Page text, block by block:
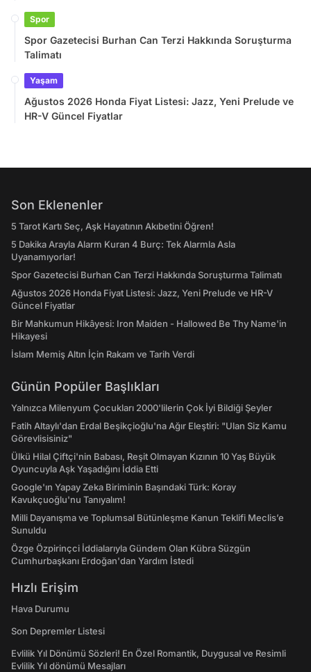
Spor
Spor Gazetecisi Burhan Can Terzi Hakkında Soruşturma
Talimatı
Yaşam
Ağustos 2026 Honda Fiyat Listesi: Jazz, Yeni Prelude ve
HR-V Güncel Fiyatlar
Son Eklenenler
5 Tarot Kartı Seç, Aşk Hayatının Akıbetini Öğren!
5 Dakika Arayla Alarm Kuran 4 Burç: Tek Alarmla Asla
Uyanamıyorlar!
Spor Gazetecisi Burhan Can Terzi Hakkında Soruşturma Talimatı
Ağustos 2026 Honda Fiyat Listesi: Jazz, Yeni Prelude ve HR-V
Güncel Fiyatlar
Bir Mahkumun Hikâyesi: Iron Maiden - Hallowed Be Thy Name'in
Hikayesi
İslam Memiş Altın İçin Rakam ve Tarih Verdi
Günün Popüler Başlıkları
Yalnızca Milenyum Çocukları 2000'lilerin Çok İyi Bildiği Şeyler
Fatih Altaylı'dan Erdal Beşikçioğlu'na Ağır Eleştiri: "Ulan Siz Kamu
Görevlisisiniz"
Ülkü Hilal Çiftçi'nin Babası, Reşit Olmayan Kızının 10 Yaş Büyük
Oyuncuyla Aşk Yaşadığını İddia Etti
Google'ın Yapay Zeka Biriminin Başındaki Türk: Koray
Kavukçuoğlu'nu Tanıyalım!
Milli Dayanışma ve Toplumsal Bütünleşme Kanun Teklifi Meclis’e
Sunuldu
Özge Özpirinçci İddialarıyla Gündem Olan Kübra Süzgün
Cumhurbaşkanı Erdoğan'dan Yardım İstedi
Hızlı Erişim
Hava Durumu
Son Depremler Listesi
Evlilik Yıl Dönümü Sözleri! En Özel Romantik, Duygusal ve Resimli
Evlilik Yıl dönümü Mesajları